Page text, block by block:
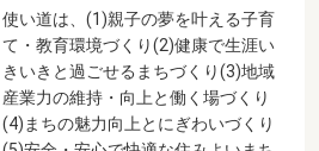
使い道は、(1)親子の夢を叶える子育
て・教育環境づくり(2)健康で生涯い
きいきと過ごせるまちづくり(3)地域
産業力の維持・向上と働く場づくり
(4)まちの魅力向上とにぎわいづくり